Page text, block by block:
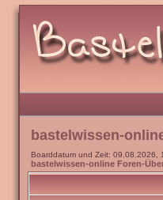
bastelwissen-
Boarddatum und Zeit: 09.08.2026,
bastelwissen-online Foren-